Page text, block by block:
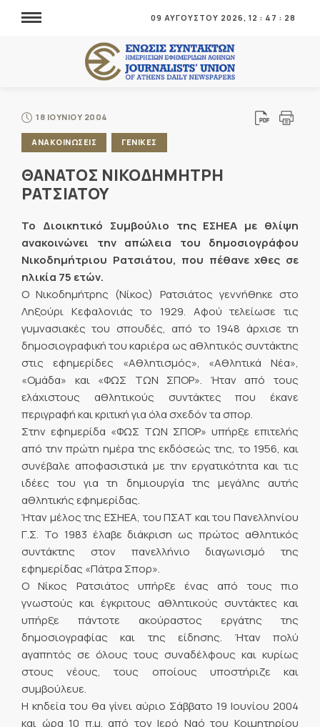
09 ΑΥΓΟΥΣΤΟΥ 2026, 12 : 47 : 29
18 ΙΟΥΝΙΟΥ 2004
ΑΝΑΚΟΙΝΩΣΕΙΣ ΓΕΝΙΚΕΣ
ΘΑΝΑΤΟΣ ΝΙΚΟΔΗΜΗΤΡΗ
ΡΑΤΣΙΑΤΟΥ
Το Διοικητικό Συμβούλιο της ΕΣΗΕΑ με θλίψη
ανακοινώνει την απώλεια του δημοσιογράφου
Νικοδημήτριου Ρατσιάτου, που πέθανε χθες σε
ηλικία 75 ετών.
Ο Νικοδημήτρης (Νίκος) Ρατσιάτος γεννήθηκε στο
Ληξούρι Κεφαλονιάς το 1929. Αφού τελείωσε τις
γυμνασιακές του σπουδές, από το 1948 άρχισε τη
δημοσιογραφική του καριέρα ως αθλητικός συντάκτης
στις εφημερίδες «Αθλητισμός», «Αθλητικά Νέα»,
«Ομάδα» και «ΦΩΣ ΤΩΝ ΣΠΟΡ». Ήταν από τους
ελάχιστους αθλητικούς συντάκτες που έκανε
περιγραφή και κριτική για όλα σχεδόν τα σπορ.
Στην εφημερίδα «ΦΩΣ ΤΩΝ ΣΠΟΡ» υπήρξε επιτελής
από την πρώτη ημέρα της εκδόσεώς της, το 1956, και
συνέβαλε αποφασιστικά με την εργατικότητα και τις
ιδέες του για τη δημιουργία της μεγάλης αυτής
αθλητικής εφημερίδας.
Ήταν μέλος της ΕΣΗΕΑ, του ΠΣΑΤ και του Πανελληνίου
Γ.Σ. Το 1983 έλαβε διάκριση ως πρώτος αθλητικός
συντάκτης στον πανελλήνιο διαγωνισμό της
εφημερίδας «Πάτρα Σπορ».
Ο Νίκος Ρατσιάτος υπήρξε ένας από τους πιο
γνωστούς και έγκριτους αθλητικούς συντάκτες και
υπήρξε πάντοτε ακούραστος εργάτης της
δημοσιογραφίας και της είδησης. Ήταν πολύ
αγαπητός σε όλους τους συναδέλφους και κυρίως
στους νέους, τους οποίους υποστήριζε και
συμβούλευε.
Η κηδεία του θα γίνει αύριο Σάββατο 19 Ιουνίου 2004
και ώρα 10 π.μ. από τον Ιερό Ναό του Κοιμητηρίου